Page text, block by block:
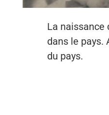
La naissance
dans le pays.
du pays.